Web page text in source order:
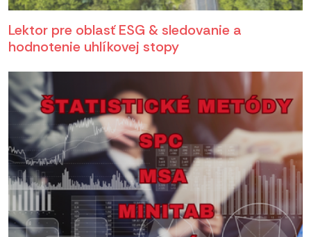
Lektor pre oblasť ESG & sledovanie a
hodnotenie uhlíkovej stopy